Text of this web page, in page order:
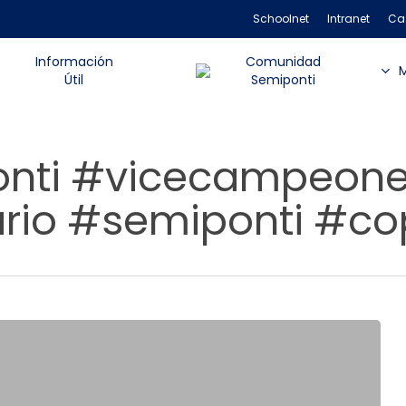
Schoolnet Intranet
Información
Útil
Comunidad
Semiponti
#semiponti